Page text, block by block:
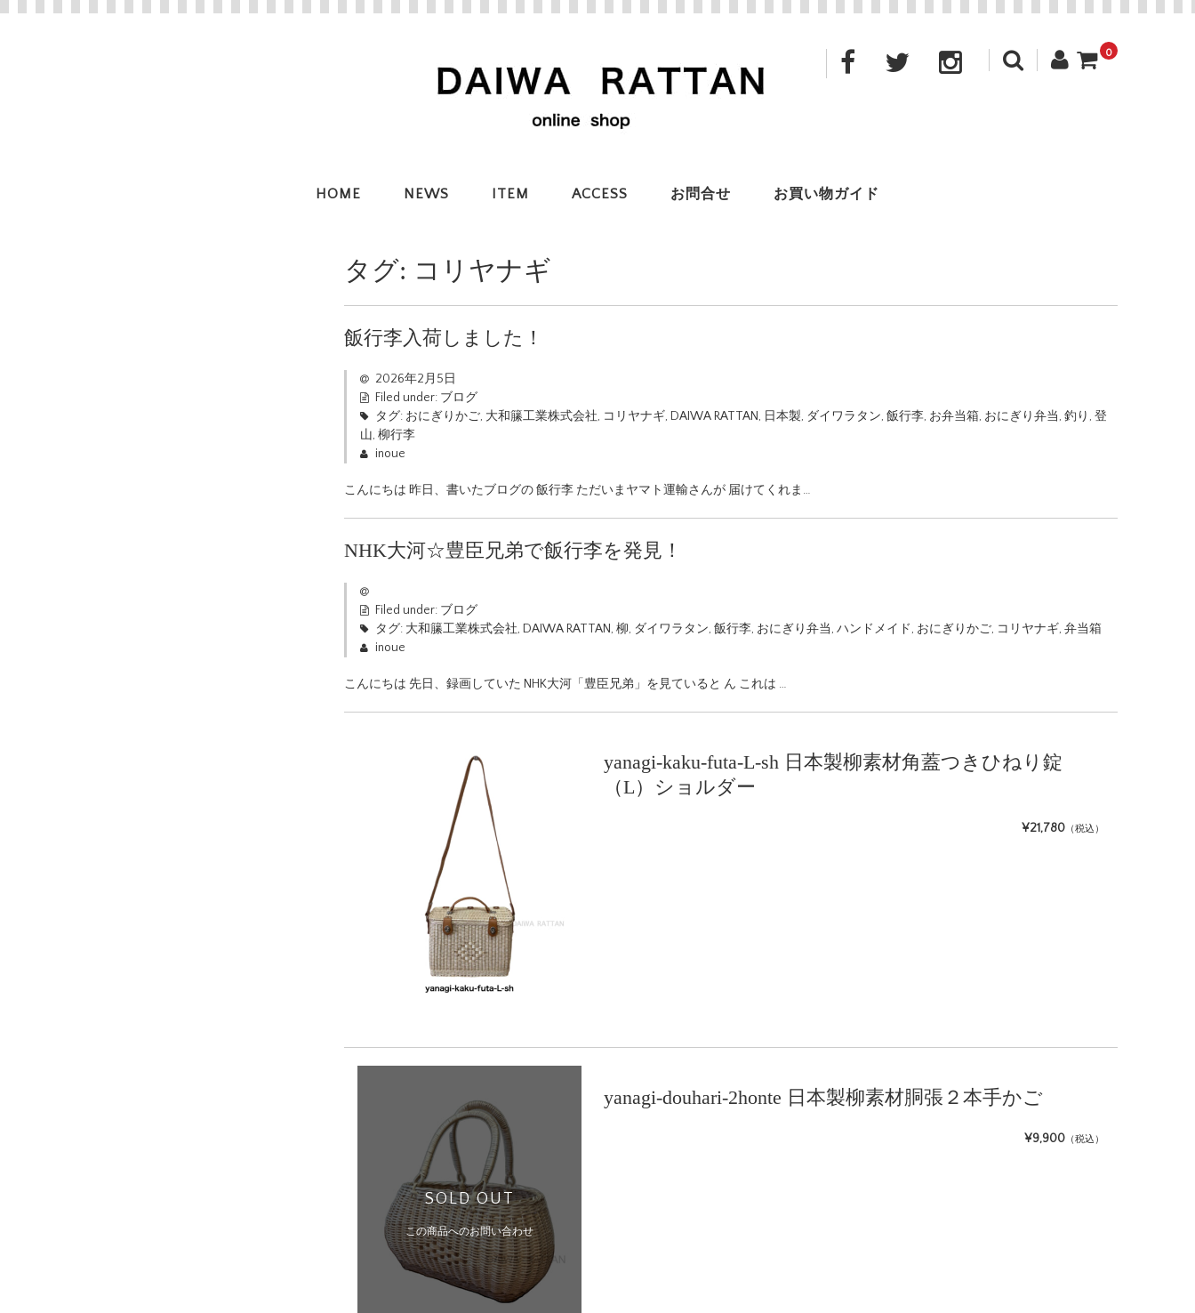
0
HOME NEWS ITEM ACCESS お問合せ お買い物ガイド
タグ: コリヤナギ
飯行李入荷しました！
2026年2月5日
Filed under: ブログ
タグ: おにぎりかご, 大和籘工業株式会社, コリヤナギ, DAIWA RATTAN, 日本製, ダイワラタン, 飯行李, お弁当箱, おにぎり弁当, 釣り , 登
山, 柳行李
inoue
こんにちは 昨日、書いたブログの 飯行李 ただいまヤマト運輸さんが 届けてくれま…
NHK大河☆豊臣兄弟で飯行李を発見！
Filed under: ブログ
タグ: 大和籘工業株式会社, DAIWA RATTAN, 柳, ダイワラタン, 飯行李, おにぎり弁当, ハンドメイド, おにぎりかご, コリヤナギ, 弁当箱
inoue
こんにちは 先日、録画していた NHK大河「豊臣兄弟」を見ていると ん これは …
yanagi-kaku-futa-L-sh 日本製柳素材角蓋つきひねり錠
（L）ショルダー
¥21,780 （税込）
SOLD OUT
この商品へのお問い合わせ
yanagi-douhari-2honte 日本製柳素材胴張２本手かご
¥9,900 （税込）